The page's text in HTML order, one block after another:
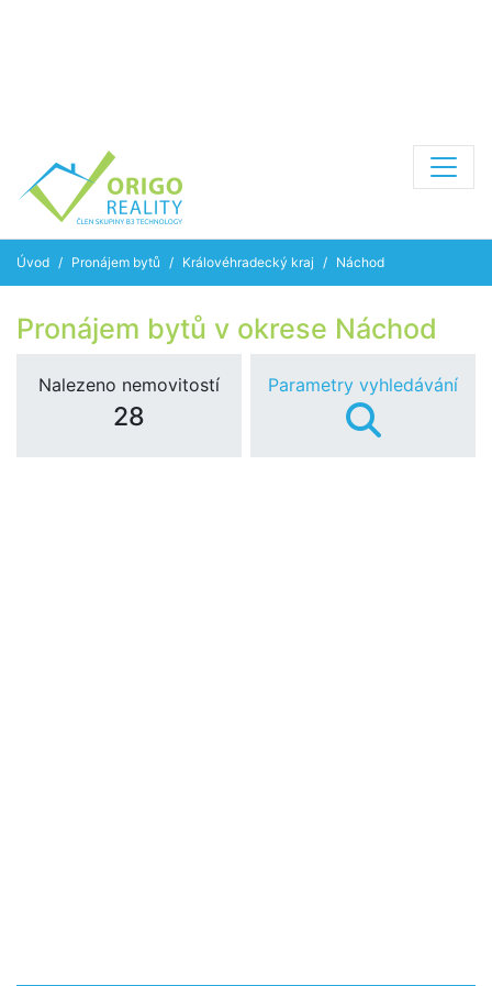
Úvod Pronájem bytů Královéhradecký kraj Náchod
Pronájem bytů v okrese Náchod
Nalezeno nemovitostí
28
Parametry vyhledávání